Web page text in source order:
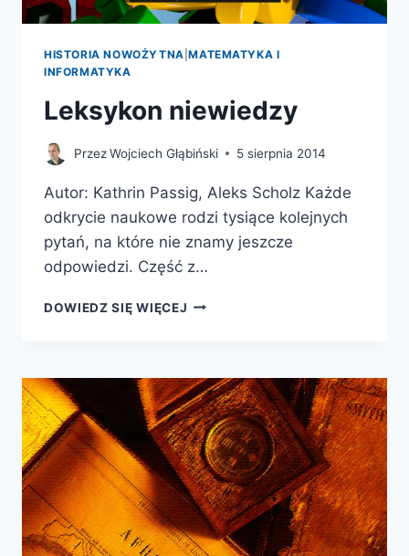
HISTORIA NOWOŻYTNA |MATEMATYKA I
INFORMATYKA
Leksykon niewiedzy
PrzezWojciech Głąbiński 5 sierpnia 2014
Autor: Kathrin Passig, Aleks Scholz Każde
odkrycie naukowe rodzi tysiące kolejnych
pytań, na które nie znamy jeszcze
odpowiedzi. Część z…
DOWIEDZ SIĘ WIĘCEJ LEKSYKON